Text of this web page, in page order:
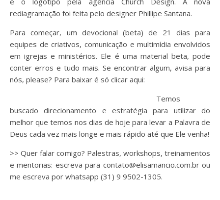
rediagramação foi feita pelo designer Phillipe Santana.
Para começar, um devocional (beta) de 21 dias para
equipes de criativos, comunicação e multimídia envolvidos
em igrejas e ministérios. Ele é uma material beta, pode
conter erros e tudo mais. Se encontrar algum, avisa para
nós, please? Para baixar é só clicar aqui:
Temos
buscado direcionamento e estratégia para utilizar do
melhor que temos nos dias de hoje para levar a Palavra de
Deus cada vez mais longe e mais rápido até que Ele venha!
>> Quer falar comigo? Palestras, workshops, treinamentos
e mentorias: escreva para contato@elisamancio.com.br ou
me escreva por whatsapp (31) 9 9502-1305.